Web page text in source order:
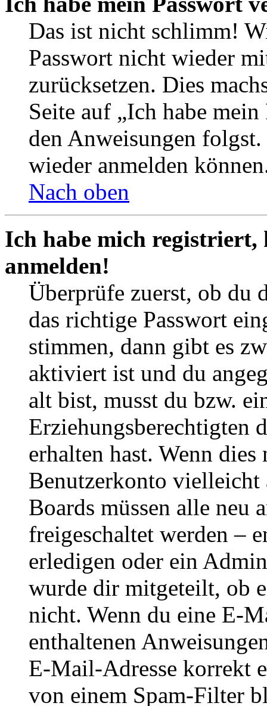
Das ist nicht schlimm!
Passwort nicht wieder
zurücksetzen. Dies
Seite auf „Ich habe
den Anweisungen
wieder anmelden
Nach oben
Ich habe mich
anmelden!
Überprüfe zuerst, ob du
das richtige Passwort
stimmen, dann gibt es
aktiviert ist und du
alt bist, musst du bzw.
Erziehungsberechtigten
erhalten hast. Wenn
Benutzerkonto
Boards müssen alle neu
freigeschaltet werden –
erledigen oder ein
wurde dir mitgeteilt, ob
nicht. Wenn du eine E-
enthaltenen
E-Mail-Adresse korrekt
von einem Spam-Filter